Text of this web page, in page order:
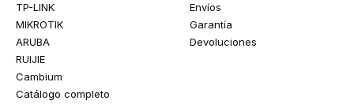
TP-LINK
MIKROTIK
ARUBA
RUIJIE
Cambium
Catálogo completo
Envíos
Garantía
Devoluciones